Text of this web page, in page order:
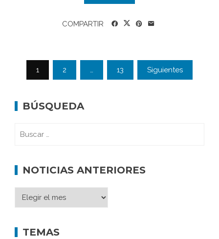
COMPARTIR
1 2 … 13 Siguientes
BÚSQUEDA
NOTICIAS ANTERIORES
TEMAS